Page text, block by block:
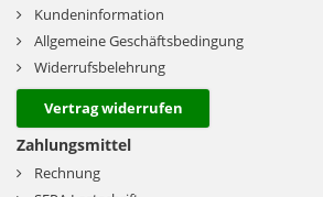
Kundeninformation
Allgemeine Geschäftsbedingung
Widerrufsbelehrung
Vertrag widerrufen
Zahlungsmittel
Rechnung